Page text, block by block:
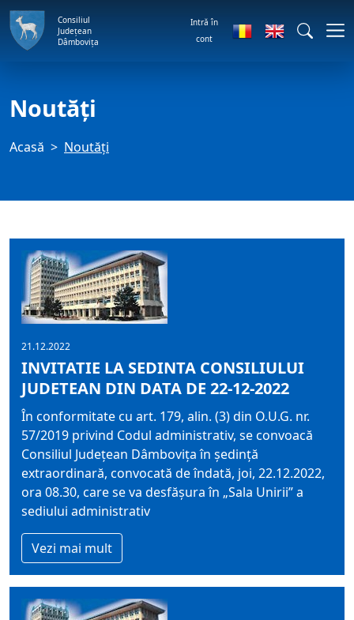
Consiliul
Județean
Dâmbovița
Intră în
cont
Noutăți
Acasă Noutăți
21.12.2022
INVITATIE LA SEDINTA CONSILIULUI
JUDETEAN DIN DATA DE 22-12-2022
În conformitate cu art. 179, alin. (3) din O.U.G. nr.
57/2019 privind Codul administrativ, se convoacă
Consiliul Judeţean Dâmboviţa în şedinţă
extraordinară, convocată de îndată, joi, 22.12.2022,
ora 08.30, care se va desfăşura în „Sala Unirii” a
sediului administrativ
Vezi mai mult